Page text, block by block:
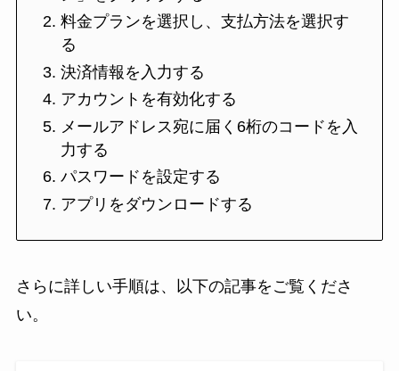
料金プランを選択し、支払方法を選択す
る
決済情報を入力する
アカウントを有効化する
メールアドレス宛に届く6桁のコードを入
力する
パスワードを設定する
アプリをダウンロードする
さらに詳しい手順は、以下の記事をご覧くださ
い。